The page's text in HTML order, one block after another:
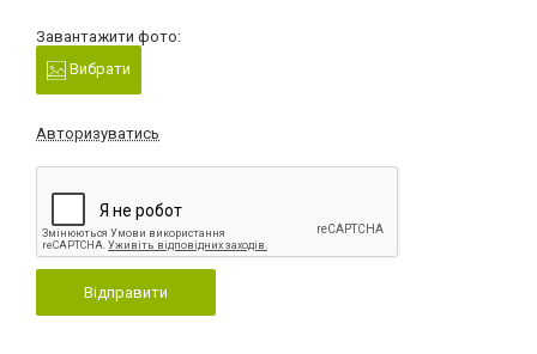
Завантажити фото:
Вибрати
Авторизуватись
Відправити